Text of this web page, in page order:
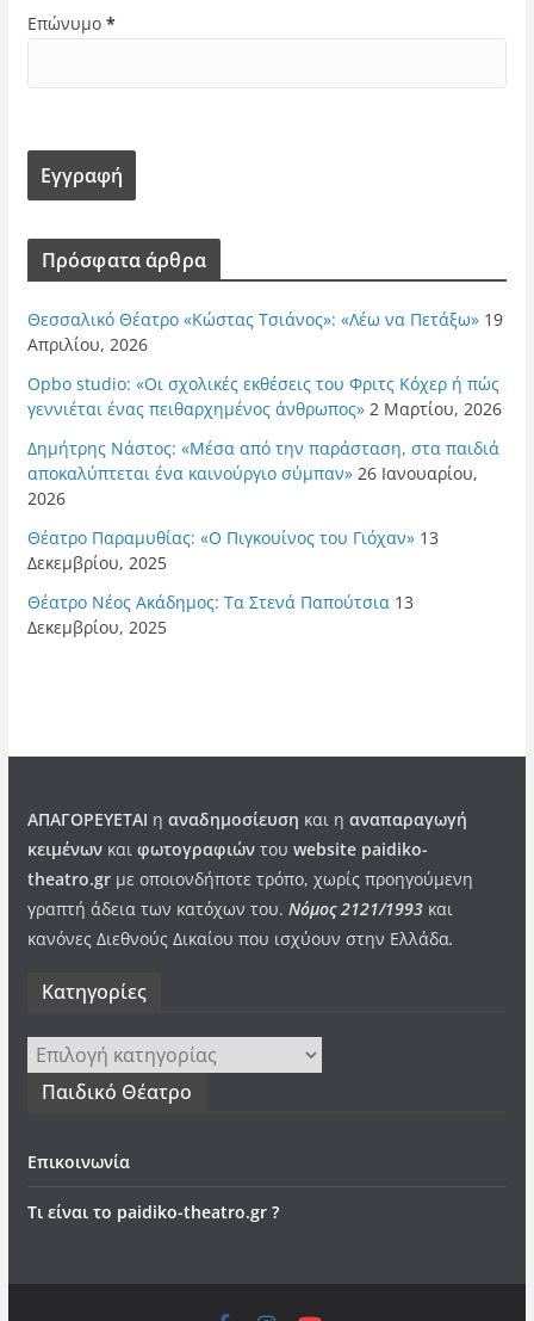
Επώνυμο *
Πρόσφατα άρθρα
Θεσσαλικό Θέατρο «Κώστας Τσιάνος»: «Λέω να Πετάξω» 19
Απριλίου, 2026
Opbo studio: «Οι σχολικές εκθέσεις του Φριτς Κόχερ ή πώς
γεννιέται ένας πειθαρχημένος άνθρωπος» 2 Μαρτίου, 2026
Δημήτρης Νάστος: «Μέσα από την παράσταση, στα παιδιά
αποκαλύπτεται ένα καινούργιο σύμπαν» 26 Ιανουαρίου,
2026
Θέατρο Παραμυθίας: «Ο Πιγκουίνος του Γιόχαν» 13
Δεκεμβρίου, 2025
Θέατρο Νέος Ακάδημος: Τα Στενά Παπούτσια 13
Δεκεμβρίου, 2025
ΑΠΑΓΟΡΕΥΕΤΑΙ η αναδημοσίευση και η αναπαραγωγή
κειμένωνκαι φωτογραφιώντου website paidiko-
theatro.grμε οποιονδήποτε τρόπο, χωρίς προηγούμενη
γραπτή άδεια των κατόχων του. Νόμος 2121/1993και
κανόνες Διεθνούς Δικαίου που ισχύουν στην Ελλάδα.
Kατηγορίες
Kατηγορίες
Παιδικό Θέατρο
Επικοινωνία
Τι είναι το paidiko-theatro.gr ?